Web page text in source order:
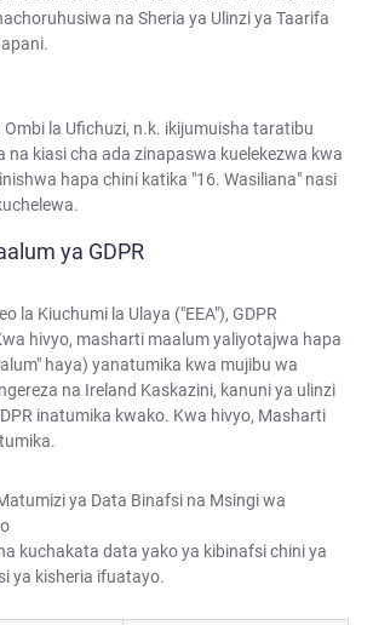
na Sheria ya Ulinzi ya Taarifa
la Ufichuzi, n.k. ikijumuisha taratibu
na kiasi cha ada zinapaswa kuelekezwa kwa
hapa chini katika "16. Wasiliana" nasi
ya GDPR
la Kiuchumi la Ulaya ("EEA"), GDPR
hivyo, masharti maalum yaliyotajwa hapa
haya) yanatumika kwa mujibu wa
na Ireland Kaskazini, kanuni ya ulinzi
inatumika kwako. Kwa hivyo, Masharti
ya Data Binafsi na Msingi wa
kuchakata data yako ya kibinafsi chini ya
ya kisheria ifuatayo.